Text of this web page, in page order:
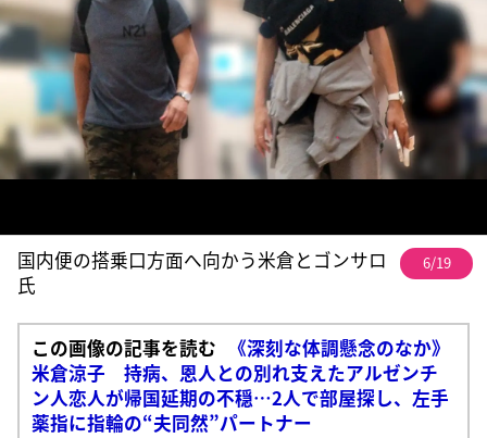
国内便の搭乗口方面へ向かう米倉とゴンサロ
氏
6/19
この画像の記事を読む
《深刻な体調懸念のなか》
米倉涼子 持病、恩人との別れ支えたアルゼンチ
ン人恋人が帰国延期の不穏…2人で部屋探し、左手
薬指に指輪の“夫同然”パートナー